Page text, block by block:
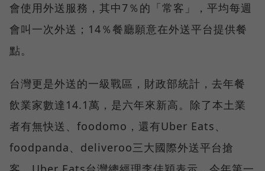
會使用外送服務，其中7％的「常客」，平均每週
會叫一次外送；14％餐廳願意在外送平台提供餐
點。
台灣更是外送的一級戰區，財政部統計，去年餐
飲業家數達14.1萬，是六年來新高。除了本土業
者有無快送、foodomo，還有Uber Eats、
foodpanda、deliveroo三大國際外送平台搶